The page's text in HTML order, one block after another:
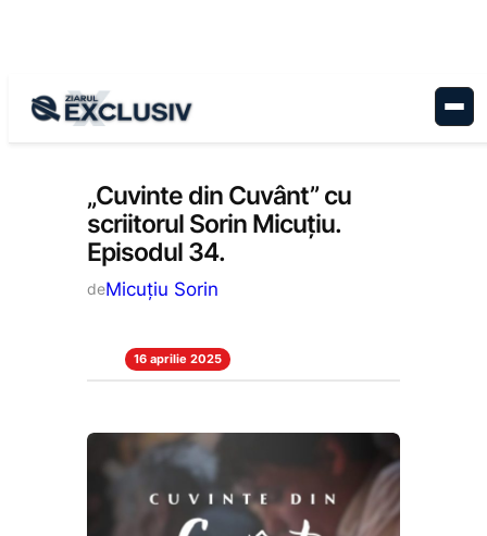
Cultură, Stiri la zi
„Cuvinte din Cuvânt” cu
scriitorul Sorin Micuțiu.
Episodul 34.
deMicuțiu Sorin
16 aprilie 2025